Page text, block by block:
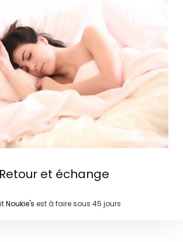
Retour et échange
Noukie's est à faire sous 45 jours